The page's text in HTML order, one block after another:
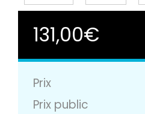
131,00€
Prix
Prix public